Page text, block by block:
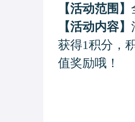
【活动范围】
【活动内容】
获得1积分，
值奖励哦！